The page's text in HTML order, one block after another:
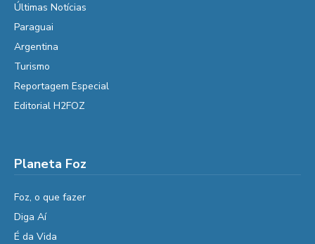
Últimas Notícias
Paraguai
Argentina
Turismo
Reportagem Especial
Editorial H2FOZ
Planeta Foz
Foz, o que fazer
Diga Aí
É da Vida